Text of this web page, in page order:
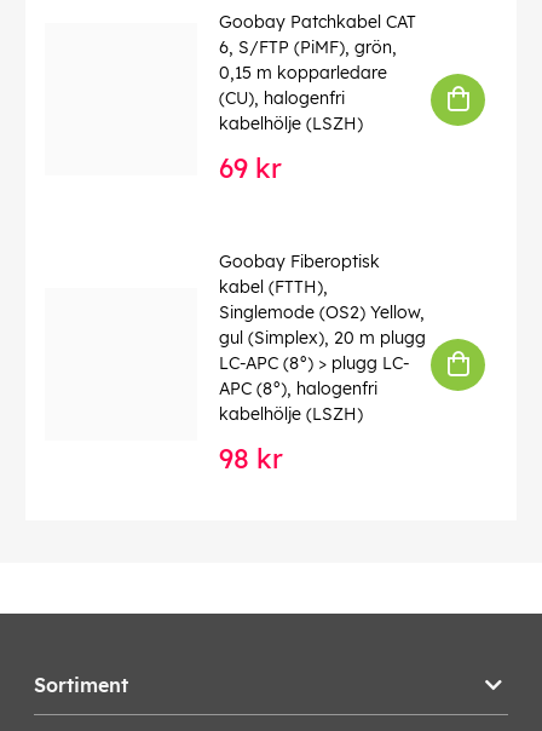
Goobay Patchkabel CAT
6, S/FTP (PiMF), grön,
0,15 m kopparledare
(CU), halogenfri
kabelhölje (LSZH)
69 kr
Goobay Fiberoptisk
kabel (FTTH),
Singlemode (OS2) Yellow,
gul (Simplex), 20 m plugg
LC-APC (8°) > plugg LC-
APC (8°), halogenfri
kabelhölje (LSZH)
98 kr
Sortiment